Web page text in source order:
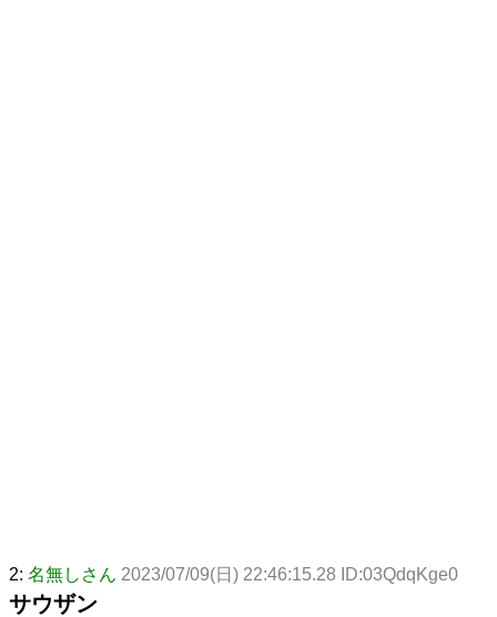
2: 名無しさん 2023/07/09(日) 22:46:15.28 ID:03QdqKge0
サウザン